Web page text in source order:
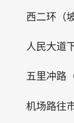
西二环（
人民大道
五里冲路
机场路往